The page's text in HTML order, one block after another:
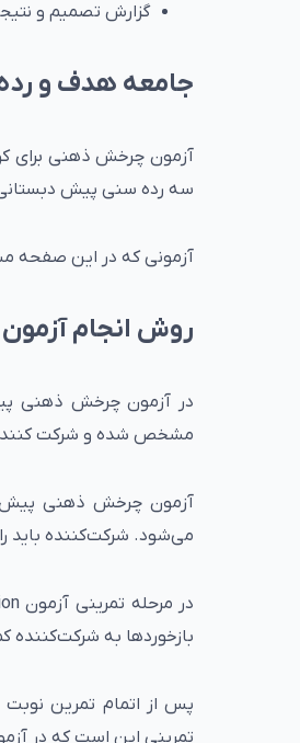
گزارش‌ تصمیم و
جامعه هدف و
سه رده سنی پیش دبستانی،
آزمونی که در این صفحه
روش انجام
در آزمون چرخش ذهنی
مشخص شده و شرکت کننده
می‌شود. شرکت‌کننده باید
بازخوردها به شرکت‌کننده
پس از اتمام تمرین
تمرینی این است که در